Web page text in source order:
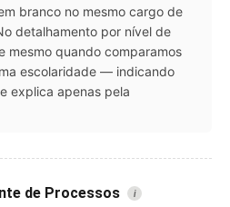
branco no mesmo cargo de
detalhamento por nível de
mesmo quando comparamos
escolaridade — indicando
explica apenas pela
de Processos i